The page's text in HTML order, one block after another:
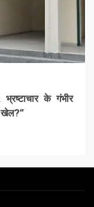
के गंभीर